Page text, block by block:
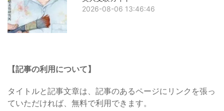
2026-08-06 13:46:46
【記事の利用について】
タイトルと記事文章は、記事のあるページにリンクを張っ
ていただければ、無料で利用できます。